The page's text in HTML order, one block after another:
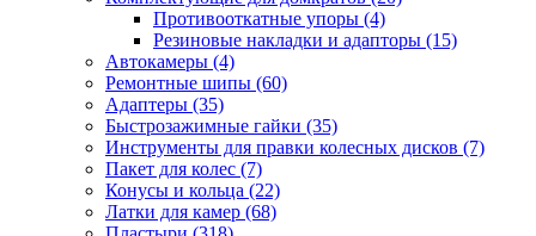
Противооткатные упоры (4)
Резиновые накладки и адапторы (15)
Автокамеры (4)
Ремонтные шипы (60)
Адаптеры (35)
Быстрозажимные гайки (35)
Инструменты для правки колесных дисков (7)
Пакет для колес (7)
Конусы и кольца (22)
Латки для камер (68)